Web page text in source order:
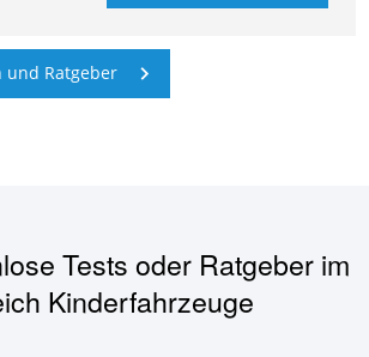
und Ratgeber
Tests oder Ratgeber im
Kinderfahrzeuge